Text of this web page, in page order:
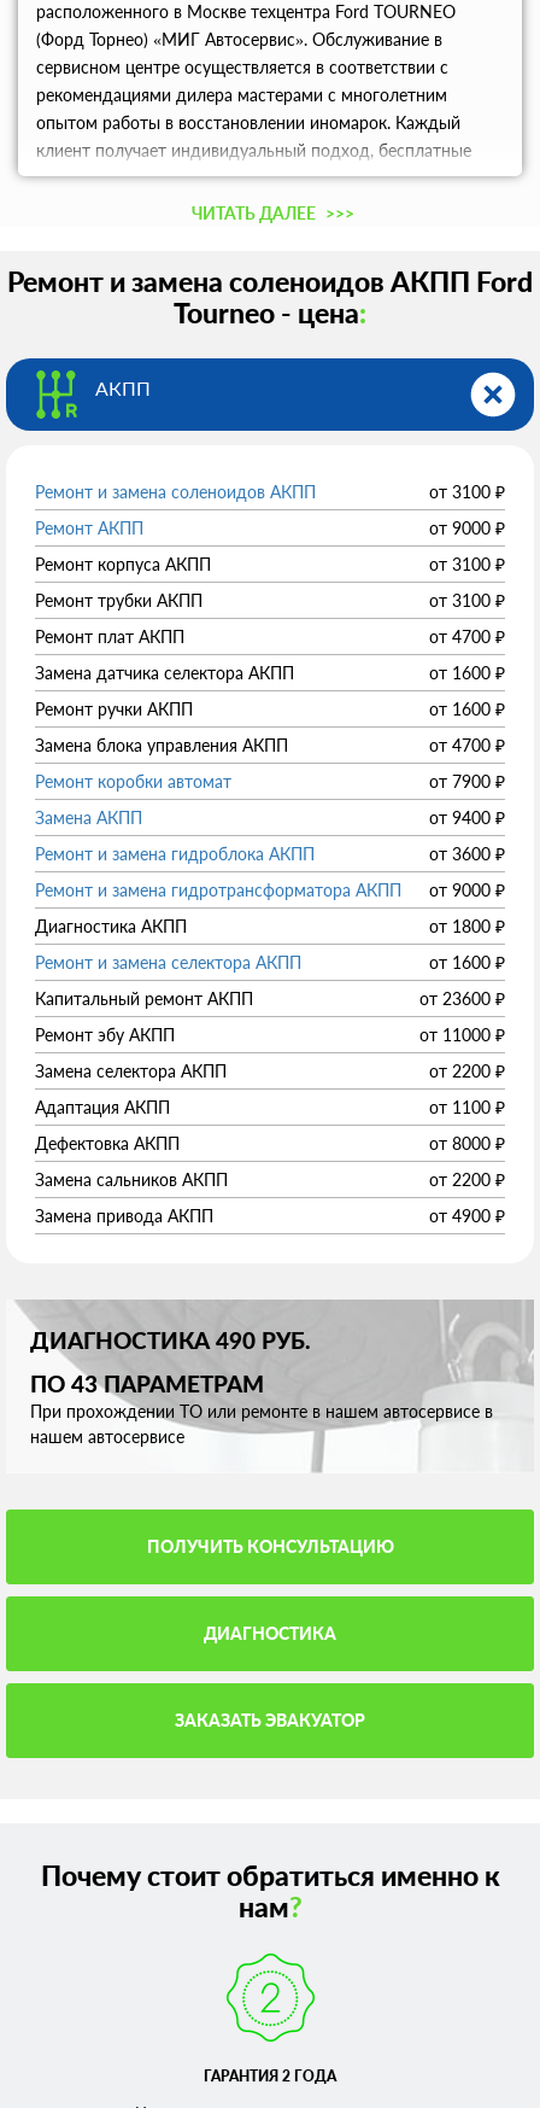
расположенного в Москве техцентра Ford TOURNEO
(Форд Торнео) «МИГ Автосервис». Обслуживание в
сервисном центре осуществляется в соответствии с
рекомендациями дилера мастерами с многолетним
опытом работы в восстановлении иномарок. Каждый
клиент получает индивидуальный подход, бесплатные
консультации по вопросам подбора запчастей и ремонта.
Действуют низкие цены. Предоставляется гарантия на все
ЧИТАТЬ ДАЛЕЕ >>>
Ремонт и замена соленоидов АКПП Ford
Tourneo - цена:
АКПП
Ремонт и замена соленоидов АКПП от 3100 ₽
Ремонт АКПП
от 9000 ₽
Ремонт корпуса АКПП
от 3100 ₽
Ремонт трубки АКПП
от 3100 ₽
Ремонт плат АКПП
от 4700 ₽
Замена датчика селектора АКПП
от 1600 ₽
Ремонт ручки АКПП
от 1600 ₽
Замена блока управления АКПП
от 4700 ₽
Ремонт коробки автомат
от 7900 ₽
Замена АКПП
от 9400 ₽
Ремонт и замена гидроблока АКПП
от 3600 ₽
Ремонт и замена гидротрансформатора АКПП
от 9000 ₽
Диагностика АКПП
от 1800 ₽
Ремонт и замена селектора АКПП
от 1600 ₽
Капитальный ремонт АКПП
от 23600 ₽
Ремонт эбу АКПП
от 11000 ₽
Замена селектора АКПП
от 2200 ₽
Адаптация АКПП
от 1100 ₽
Дефектовка АКПП
от 8000 ₽
Замена сальников АКПП
от 2200 ₽
Замена привода АКПП
от 4900 ₽
ДИАГНОСТИКА 490 РУБ.
ПО 43 ПАРАМЕТРАМ
При прохождении ТО или ремонте в нашем автосервисе в
нашем автосервисе
ПОЛУЧИТЬ КОНСУЛЬТАЦИЮ
ДИАГНОСТИКА
ЗАКАЗАТЬ ЭВАКУАТОР
Почему стоит обратиться именно к
нам?
ГАРАНТИЯ 2 ГОДА